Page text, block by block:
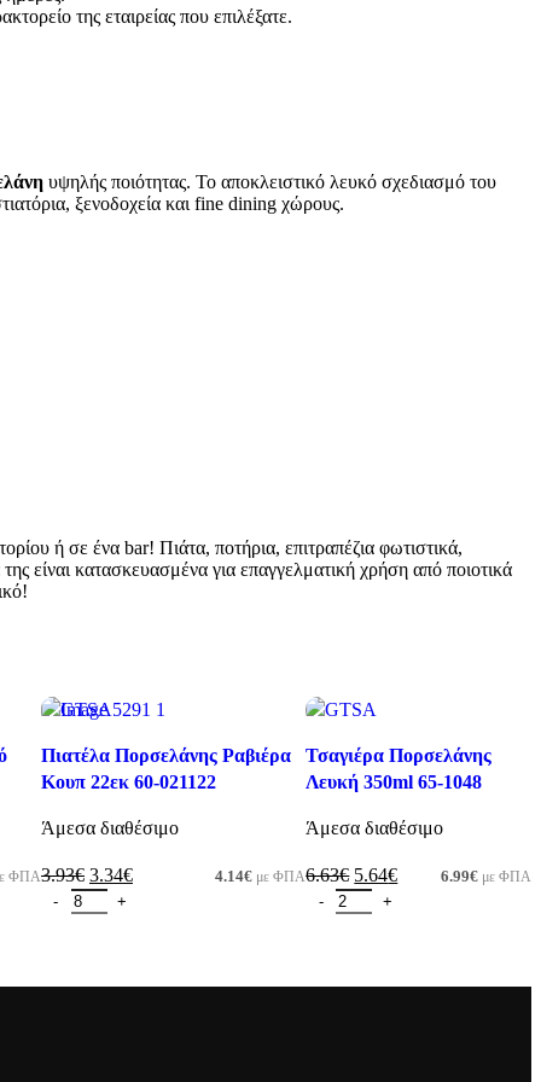
της εταιρείας που επιλέξατε.
υψηλής ποιότητας. Το αποκλειστικό λευκό σχεδιασμό του
ξενοδοχεία και fine dining χώρους.
ή σε ένα bar! Πιάτα, ποτήρια, επιτραπέζια φωτιστικά,
είναι κατασκευασμένα για επαγγελματική χρήση από ποιοτικά
ΦΠΑ
Πιατέλα Πορσελάνης Ραβιέρα
Κουπ 22εκ 60-021122
Άμεσα διαθέσιμο
3.93€ 3.34€ 4.14€ με ΦΠΑ
Τσαγιέρα Πορσελάνης
Λευκή 350ml 65-1048
Άμεσα διαθέσιμο
6.63€ 5.64€ 6.99€ με ΦΠΑ